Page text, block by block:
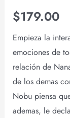
$179.00
Empieza la
emociones de
relación de
de los demas
Nobu piensa
ademas, le